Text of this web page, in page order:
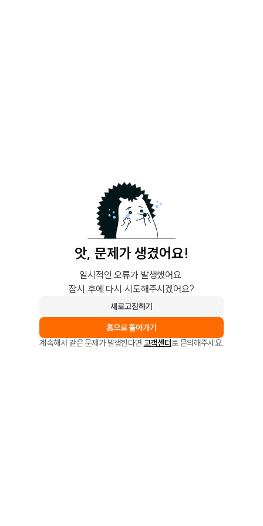
앗, 문제가 생겼어요!
일시적인 오류가 발생했어요.
잠시 후에 다시 시도해주시겠어요?
새로고침하기
홈으로 돌아가기
계속해서 같은 문제가 발생한다면 고객센터로 문의해주세요.